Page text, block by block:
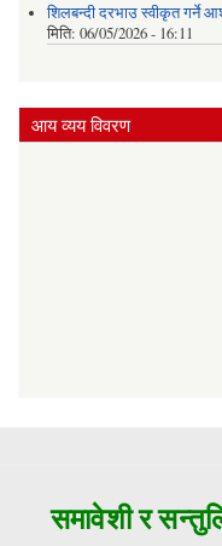
शिलबन्दी दरभाउ स्वीकृत गर्ने
मिति: 06/05/2026 - 16:11
आय व्यय विवरण
समावेशी र